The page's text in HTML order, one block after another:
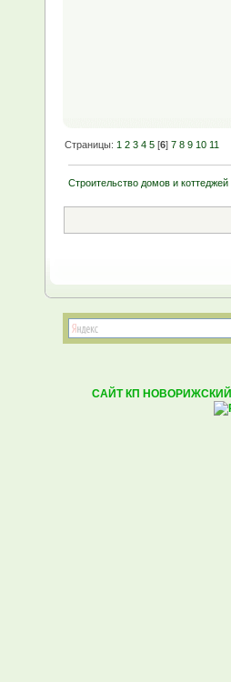
Страницы: 1 2 3 4 5 [6]7 8 9 10 11
Строительство домов и коттеджей
САЙТ КП НОВОРИЖСКИЙ